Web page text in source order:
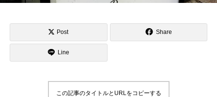
Post Share
Line
この記事のタイトルとURLをコピーする